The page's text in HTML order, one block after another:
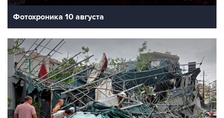
Фотохроника 10 августа